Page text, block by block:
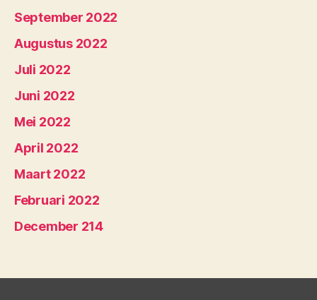
September 2022
Augustus 2022
Juli 2022
Juni 2022
Mei 2022
April 2022
Maart 2022
Februari 2022
December 214